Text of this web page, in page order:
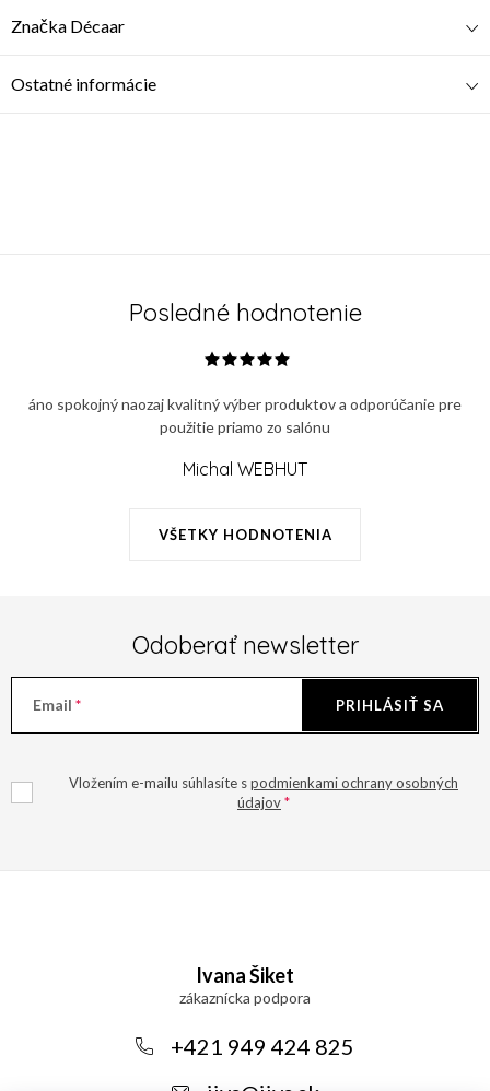
Značka Décaar
Ostatné informácie
Posledné hodnotenie
VŠETKY HODNOTENIA
áno spokojný naozaj kvalitný výber produktov a odporúčanie pre
použitie priamo zo salónu
Michal WEBHUT
Odoberať newsletter
Email
Vložením e-mailu súhlasíte spodmienkami ochrany osobných
údajov
PRIHLÁSIŤ SA
Ivana Šiket
+421 949 424 825